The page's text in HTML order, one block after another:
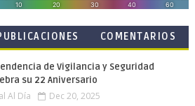
COMENTARIOS
de Vigilancia y Seguridad
su 22 Aniversario
Al Día Dec 20, 2025